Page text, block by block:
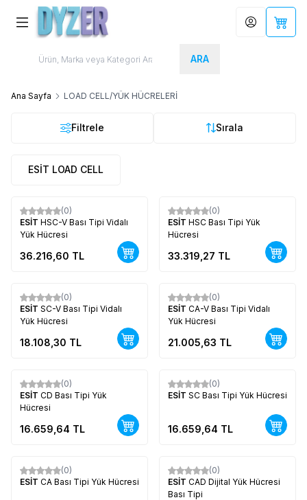
ARA
Hesabım
Ana Sayfa LOAD CELL/YÜK HÜCRELERİ
Filtrele Sırala
ESİT LOAD CELL
Yeni
(0)
ESİT HSC-V Bası Tipi Vidalı
Yük Hücresi
36.216,60 TL
Yeni
(0)
ESİT HSC Bası Tipi Yük
Hücresi
33.319,27 TL
Yeni
(0)
ESİT SC-V Bası Tipi Vidalı
Yük Hücresi
18.108,30 TL
Yeni
(0)
ESİT CA-V Bası Tipi Vidalı
Yük Hücresi
21.005,63 TL
Yeni
(0)
ESİT CD Bası Tipi Yük
Hücresi
16.659,64 TL
Yeni
(0)
ESİT SC Bası Tipi Yük Hücresi
16.659,64 TL
Yeni
(0)
ESİT CA Bası Tipi Yük Hücresi
Yeni
(0)
ESİT CAD Dijital Yük Hücresi
Bası Tipi